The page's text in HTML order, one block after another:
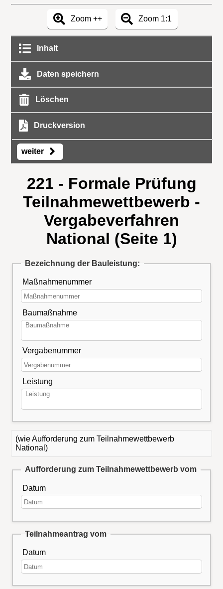
Zoom ++ Zoom 1:1
Inhalt
Daten speichern
Löschen
Druckversion
weiter
221 - Formale Prüfung
Teilnahmewettbewerb -
Vergabeverfahren
National (Seite 1)
Bezeichnung der Bauleistung:
Maßnahmenummer
Baumaßnahme
Vergabenummer
Leistung
(wie Aufforderung zum Teilnahmewettbewerb
National)
Aufforderung zum Teilnahmewettbewerb vom
Datum
Teilnahmeantrag vom
Datum